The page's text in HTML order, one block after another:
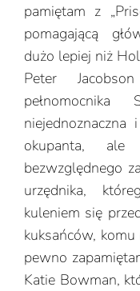
pamiętam z
pomagającą
dużo lepiej niż
Peter
niejednoznaczna
okupanta,
bezwzględnego
urzędnika,
kuleniem się
kuksańców,
pewno
Katie Bowman,